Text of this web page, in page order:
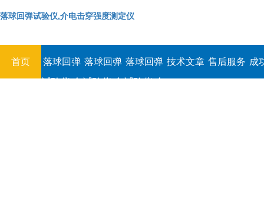
落球回弹试验仪,介电击穿强度测定仪
首页
落球回弹
试验仪,介
落球回弹
试验仪,介
落球回弹
试验仪,介
技术文章 售后服务 成